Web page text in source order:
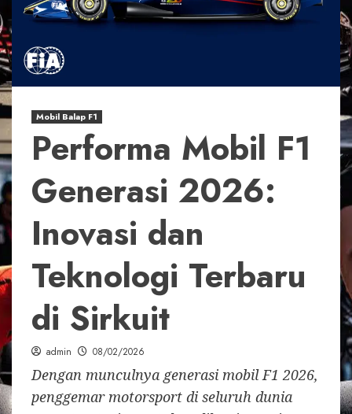
Mobil Balap F1
Performa Mobil F1
Generasi 2026:
Inovasi dan
Teknologi Terbaru
di Sirkuit
admin 08/02/2026
Dengan munculnya generasi mobil F1 2026,
penggemar motorsport di seluruh dunia